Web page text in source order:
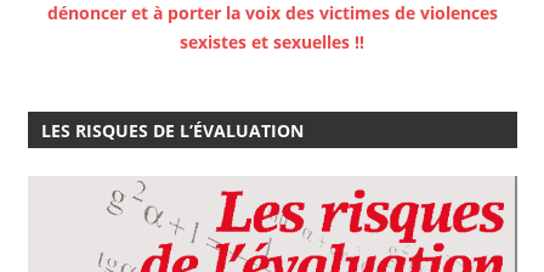
dénoncer et à porter la voix des victimes de violences
sexistes et sexuelles !!
LES RISQUES DE L’ÉVALUATION